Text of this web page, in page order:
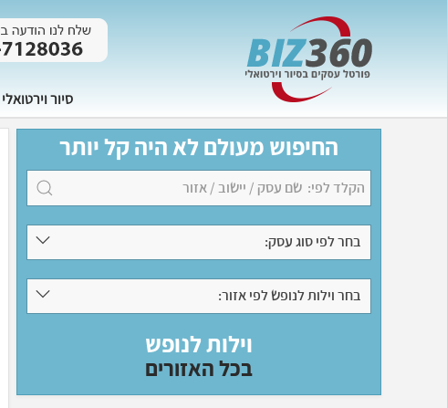
סיור וירטואלי
החיפוש מעולם לא היה קל יותר
בחר לפי סוג עסק:
בחר וילות לנופש לפי אזור:
וילות לנופש
בכל האזורים